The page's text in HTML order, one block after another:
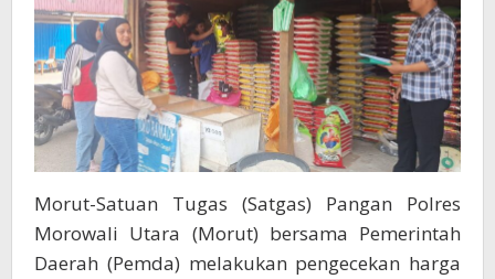
Morut-Satuan Tugas (Satgas) Pangan Polres
Morowali Utara (Morut) bersama Pemerintah
Daerah (Pemda) melakukan pengecekan harga